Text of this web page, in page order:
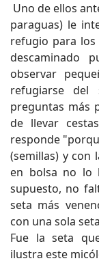
Uno de ellos
paraguas) le
refugio para
descaminado
observar
refugiarse
preguntas más
de llevar
responde
(semillas) y con
en bolsa no lo
supuesto, no
seta más
con una sola
Fue la seta
ilustra este